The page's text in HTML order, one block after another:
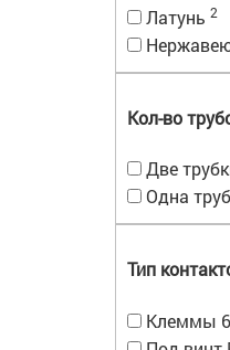
Латунь 2
Кол-во
Две
Одна
Тип
Клеммы